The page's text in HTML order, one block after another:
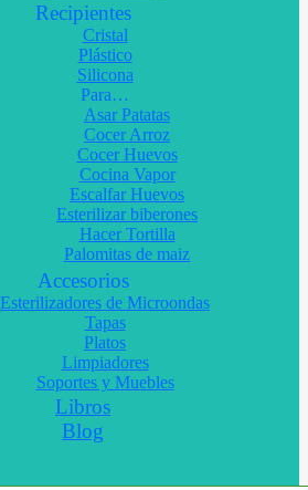
Recipientes
Cristal
Plástico
Silicona
Para…
Asar Patatas
Cocer Arroz
Cocer Huevos
Cocina Vapor
Escalfar Huevos
Esterilizar biberones
Hacer Tortilla
Palomitas de maiz
Accesorios
Esterilizadores de Microondas
Tapas
Platos
Limpiadores
Soportes y Muebles
Libros
Blog